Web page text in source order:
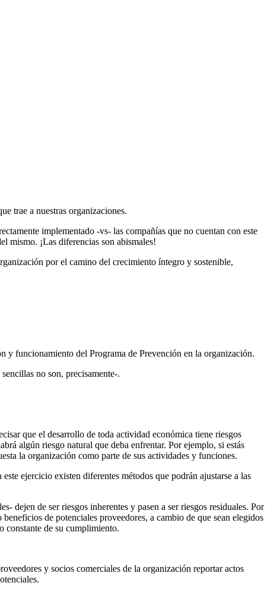
trae a nuestras organizaciones.
implementado -vs- las compañías que no cuentan con este
mismo. ¡Las diferencias son abismales!
por el camino del crecimiento íntegro y sostenible,
y funcionamiento del Programa de Prevención en la organización.
no son, precisamente-.
que el desarrollo de toda actividad económica tiene riesgos
algún riesgo natural que deba enfrentar. Por ejemplo, si estás
la organización como parte de sus actividades y funciones.
ejercicio existen diferentes métodos que podrán ajustarse a las
dejen de ser riesgos inherentes y pasen a ser riesgos residuales. Por
de potenciales proveedores, a cambio de que sean elegidos
constante de su cumplimiento.
y socios comerciales de la organización reportar actos